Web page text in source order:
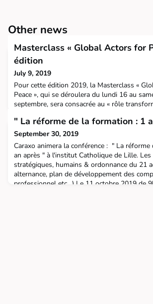
Other news
Masterclass « Global Actors for
édition
July 9, 2019
Pour cette édition 2019, la Masterclass «
Peace », qui se déroulera du lundi 16 au
septembre, sera consacrée au « rôle
durable.Avec toujours cette volonté
programme la culture comme vecteur pour la
Masterclass proposera une ou plusieurs
d’artistes engagés o
" La réforme de la formation : 1
September 30, 2019
Caraxo animera la conférence : " La
an après " à l'institut Catholique de Lille. Les
stratégiques, humains & ordonnance du 21
alternance, plan de développement des
professionnel etc…) Le 11 octobre 2019 de